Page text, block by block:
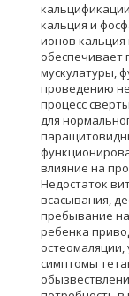
кальция и
ионов кальция
обеспечивает
мускулатуры,
проведению
процесс
для
влияние на
Недостаток
всасывания,
пребывание
ребенка
симптомы